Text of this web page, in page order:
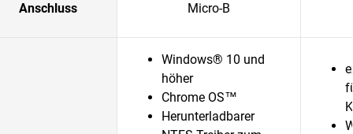
Anschluss Micro-B
Windows® 10 und
höher
Chrome OS™
Herunterladbarer